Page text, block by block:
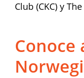
Club (CKC) y
Conoce